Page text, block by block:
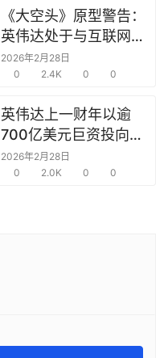
《大空头》原型警告：
英伟达处于与互联网泡
沫时期思科同样的“危
险境地”
2026年2月28日
0
2.4K 0 0
英伟达上一财年以逾
700亿美元巨资投向合
作方，竭力巩固AI芯片
需求
2026年2月28日
0
2.0K 0 0